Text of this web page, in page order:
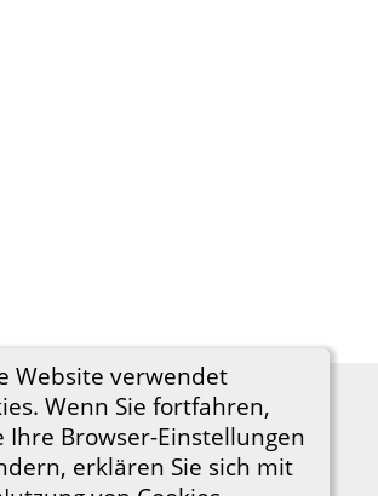
Website verwendet
Wenn Sie fortfahren,
Ihre Browser-Einstellungen
erklären Sie sich mit